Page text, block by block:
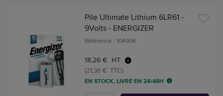
Pile Ultimate Lithium 6LR61 -
9Volts - ENERGIZER
Référence : 104908
18,26 € HT
(21,36 € TTC)
EN STOCK, LIVRÉ EN 24/48H